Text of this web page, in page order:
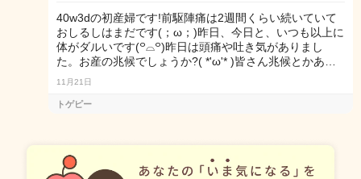
40w3dの初産婦です!前駆陣痛は2週間くらい続いていて
おしるしはまだです(；ω；)昨日、今日と、いつも以上に
体がダルいです(꒪⌓꒪)昨日は頭痛や吐き気がありまし
た。お産の兆候でしょうか?( *'ω'* )皆さん兆候とかあ…
11月21日
トゲピー